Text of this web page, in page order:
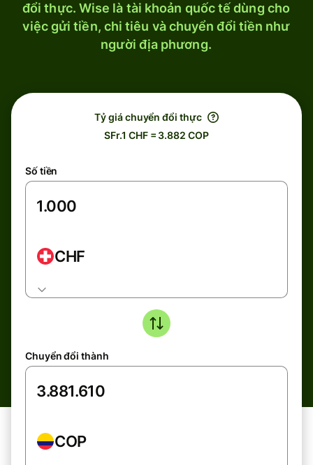
đổi thực. Wise là tài khoản quốc tế dùng cho
việc gửi tiền, chi tiêu và chuyển đổi tiền như
người địa phương.
Tỷ giá chuyển đổi thực
SFr.1 CHF = 3.882 COP
Số tiền
CHF
Chuyển đổi thành
COP